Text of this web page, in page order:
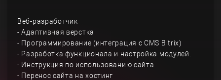
Веб-разработчик
- Адаптивная верстка
- Программирование (интеграция с CMS Bitrix)
- Разработка функционала и настройка модулей.
- Инструкция по использованию сайта
- Перенос сайта на хостинг